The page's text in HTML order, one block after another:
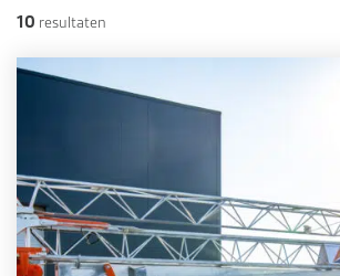
10 resultaten